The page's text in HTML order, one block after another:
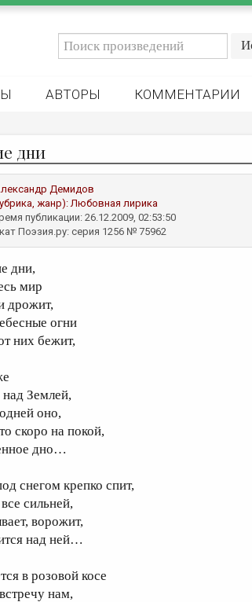
АВТОРЫ КОММЕНТАРИИ
дни
Демидов
жанр):Любовная лирика
публикации: 26.12.2009, 02:53:50
Поэзия.ру: серия 1256 № 75962
дни,
мир
дрожит,
огни
них бежит,
Землей,
оно,
скоро на покой,
дно…
снегом крепко спит,
сильней,
ворожит,
над ней…
в розовой косе
нам,